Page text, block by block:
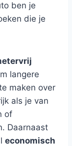
ben je
die je
langere
maken over
als je van
of
Daarnaast
economisch